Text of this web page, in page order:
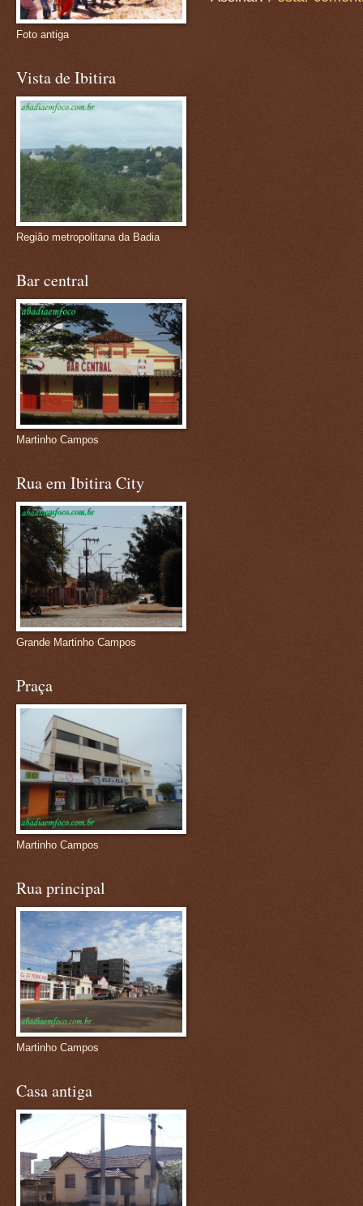
Foto antiga
Vista de Ibitira
Região metropolitana da Badia
Bar central
Martinho Campos
Rua em Ibitira City
Grande Martinho Campos
Praça
Martinho Campos
Rua principal
Martinho Campos
Casa antiga